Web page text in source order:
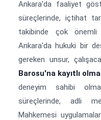
Ankara'da faaliyet
süreçlerinde, içtihat
takibinde çok
Ankara'da hukuki bir
gereken unsur,
Barosu'na kayıtlı
deneyim sahibi
süreçlerinde, adli
Mahkemesi